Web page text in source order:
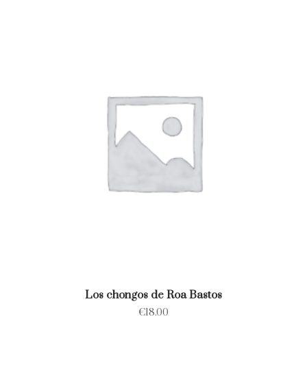
Los chongos de Roa Bastos
€18.00